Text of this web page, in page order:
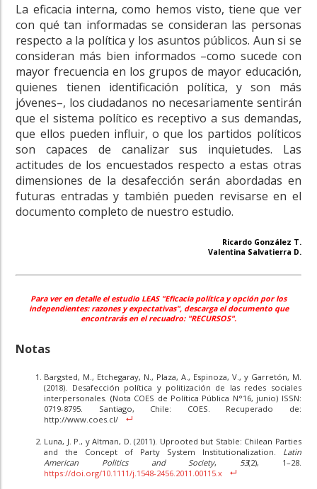
La eficacia interna, como hemos visto, tiene que ver
con qué tan informadas se consideran las personas
respecto a la política y los asuntos públicos. Aun si se
consideran más bien informados –como sucede con
mayor frecuencia en los grupos de mayor educación,
quienes tienen identificación política, y son más
jóvenes–, los ciudadanos no necesariamente sentirán
que el sistema político es receptivo a sus demandas,
que ellos pueden influir, o que los partidos políticos
son capaces de canalizar sus inquietudes. Las
actitudes de los encuestados respecto a estas otras
dimensiones de la desafección serán abordadas en
futuras entradas y también pueden revisarse en el
documento completo de nuestro estudio.
Ricardo González T.
Valentina Salvatierra D.
Para ver en detalle el estudio LEAS "Eficacia política y opción por los
independientes: razones y expectativas", descarga eldocumento que
encontrarás en el recuadro: "RECURSOS".
Notas
Bargsted, M., Etchegaray, N., Plaza, A., Espinoza, V., y Garretón, M.
(2018). Desafección política y politización de las redes sociales
interpersonales. (Nota COES de Política Pública N°16, junio) ISSN:
0719-8795. Santiago, Chile: COES. Recuperado de:
http://www.coes.cl/
Luna, J. P., y Altman, D. (2011). Uprooted but Stable: Chilean Parties
and the Concept of Party System Institutionalization. Latin
American Politics and Society, 53(2), 1–28.
https://doi.org/10.1111/j.1548-2456.2011.00115.x